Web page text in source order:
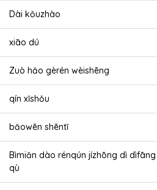
Dài kǒuzhào
xiāo dú
Zuò hǎo gèrén wèishēng
qín xǐshǒu
bǎowēn shēntǐ
Bìmiǎn dào rénqún jízhōng dì dìfāng
qù